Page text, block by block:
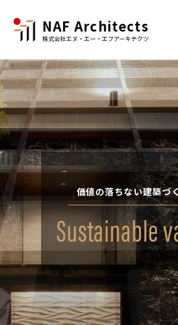
NAF Architects
株式会社エヌ・エー・エフアーキテクツ
価値の落ちない建築づ
Sustainable